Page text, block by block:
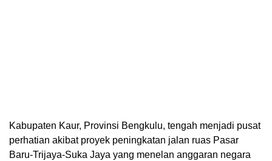
Kabupaten Kaur, Provinsi Bengkulu, tengah menjadi pusat
perhatian akibat proyek peningkatan jalan ruas Pasar
Baru-Trijaya-Suka Jaya yang menelan anggaran negara